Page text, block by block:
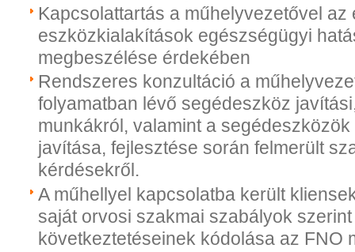
Kapcsolattartás a műhelyvezetővel az
eszközkialakítások egészségügyi
megbeszélése érdekében
Rendszeres konzultáció a
folyamatban lévő segédeszköz
munkákról, valamint a
javítása, fejlesztése során felmerült
kérdésekről.
A műhellyel kapcsolatba került
saját orvosi szakmai szabályok
következtetéseinek kódolása az FNO